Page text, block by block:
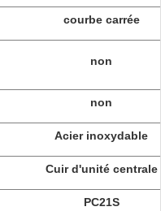
courbe carrée
non
non
Acier inoxydable
Cuir d'unité centrale
PC21S